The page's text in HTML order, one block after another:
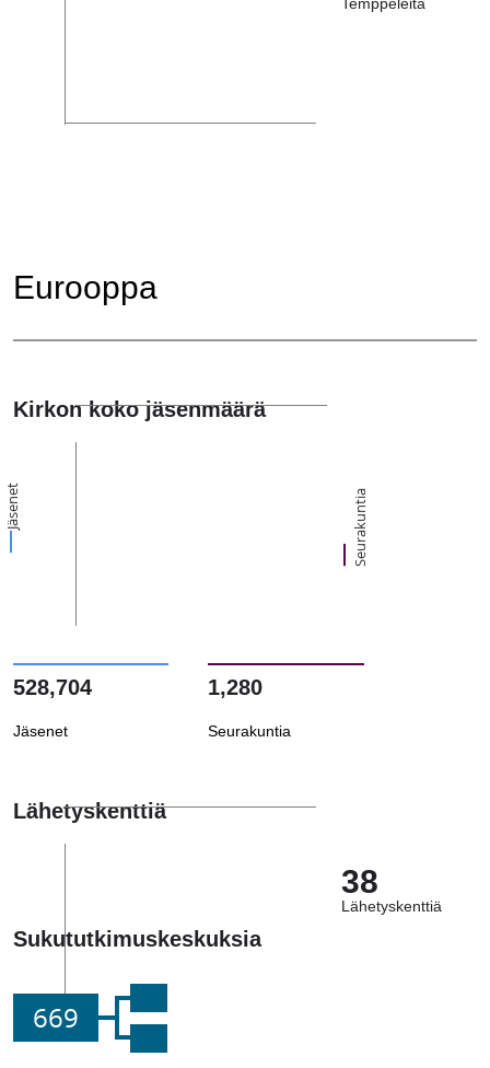
Eurooppa
Kirkon koko jäsenmäärä
Jäsenet Seurakuntia
528,704
Jäsenet
1,280
Seurakuntia
Lähetyskenttiä
38
Lähetyskenttiä
Sukututkimuskeskuksia
669